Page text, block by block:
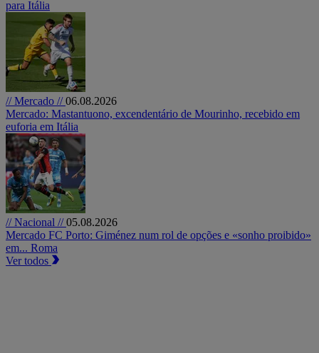
para Itália
// Mercado //06.08.2026
Mercado: Mastantuono, excendentário de Mourinho, recebido em
euforia em Itália
// Nacional //05.08.2026
Mercado FC Porto: Giménez num rol de opções e «sonho proibido»
em... Roma
Ver todos